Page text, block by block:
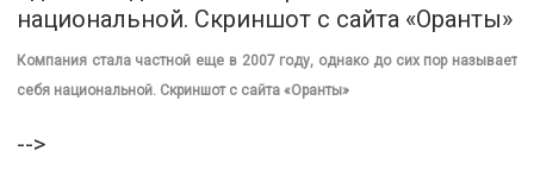
Компания стала частной еще в 2007 году, однако до сих пор называет
себя национальной. Скриншот с сайта «Оранты»
-->